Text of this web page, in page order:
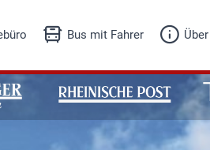
Bus mit Fahrer
Fuhrpark